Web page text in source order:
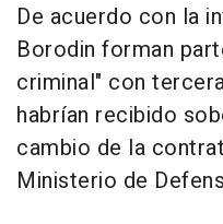
De acuerdo con la
Borodin forman
criminal" con
habrían recibido
cambio de la
Ministerio de